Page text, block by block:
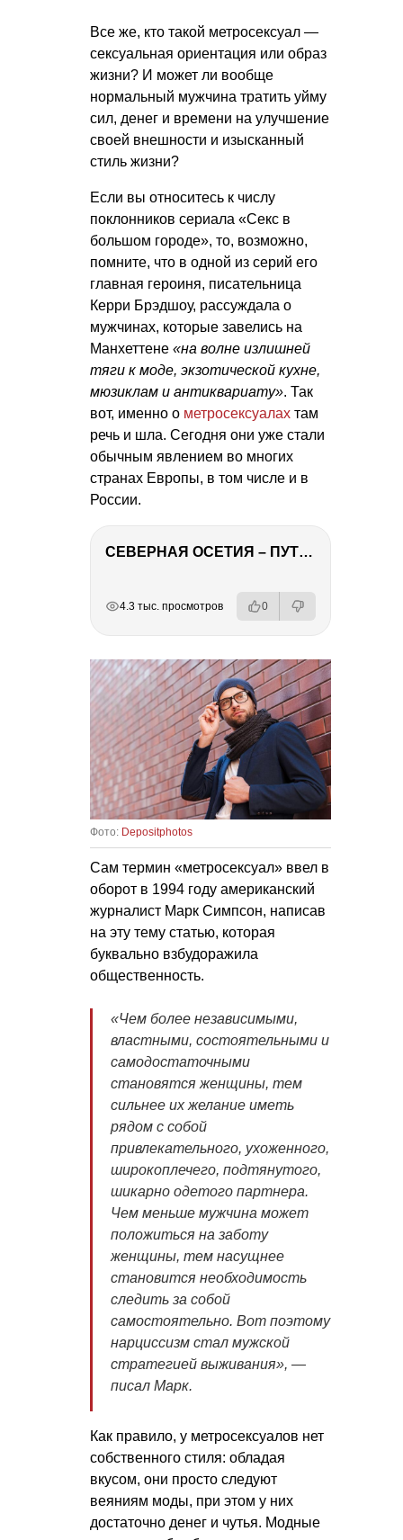
Все же, кто такой метросексуал —
сексуальная ориентация или образ
жизни? И может ли вообще
нормальный мужчина тратить уйму
сил, денег и времени на улучшение
своей внешности и изысканный
стиль жизни?
Если вы относитесь к числу
поклонников сериала «Секс в
большом городе», то, возможно,
помните, что в одной из серий его
главная героиня, писательница
Керри Брэдшоу, рассуждала о
мужчинах, которые завелись на
Манхеттене «на волне излишней
тяги к моде, экзотической кухне,
мюзиклам и антиквариату». Так
вот, именно о метросексуалах там
речь и шла. Сегодня они уже стали
обычным явлением во многих
странах Европы, в том числе и в
России.
СЕВЕРНАЯ ОСЕТИЯ – ПУТЕШЕСТВИЕ НА КАВКАЗ часть 4
4.3 тыс. просмотров 0
Фото: Depositphotos
Сам термин «метросексуал» ввел в
оборот в 1994 году американский
журналист Марк Симпсон, написав
на эту тему статью, которая
буквально взбудоражила
общественность.
«Чем более независимыми,
властными, состоятельными и
самодостаточными
становятся женщины, тем
сильнее их желание иметь
рядом с собой
привлекательного, ухоженного,
широкоплечего, подтянутого,
шикарно одетого партнера.
Чем меньше мужчина может
положиться на заботу
женщины, тем насущнее
становится необходимость
следить за собой
самостоятельно. Вот поэтому
нарциссизм стал мужской
стратегией выживания», —
писал Марк.
Как правило, у метросексуалов нет
собственного стиля: обладая
вкусом, они просто следуют
веяниям моды, при этом у них
достаточно денег и чутья. Модные